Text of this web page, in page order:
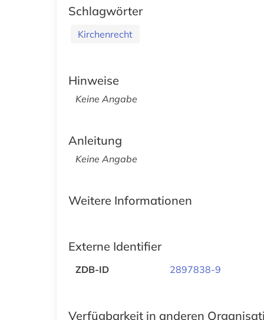
Schlagwörter
Kirchenrecht
Hinweise
Keine Angabe
Anleitung
Keine Angabe
Weitere Informationen
Externe Identifier
ZDB-ID 2897838-9
Verfügbarkeit in anderen